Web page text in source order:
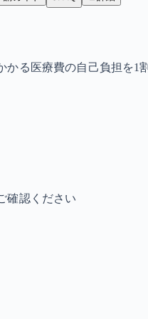
る医療費の自己負担を1
確認ください